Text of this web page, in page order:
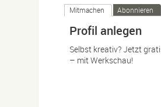
Mitmachen Abonnieren
Profil anlegen
Selbst kreativ? Jetzt
– mit Werkschau!